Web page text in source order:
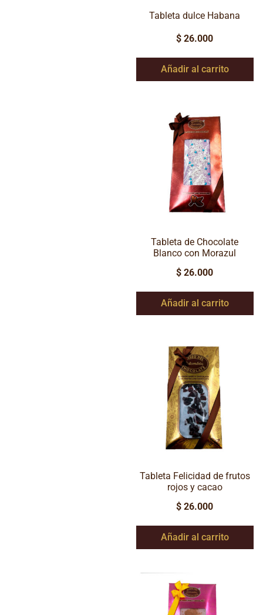
Tableta dulce Habana
$ 26.000
Añadir al carrito
Tableta de Chocolate
Blanco con Morazul
$ 26.000
Añadir al carrito
Tableta Felicidad de frutos
rojos y cacao
$ 26.000
Añadir al carrito